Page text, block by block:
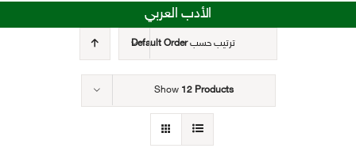
الأدب العربي
ترتيب حسبDefault Order
Show 12 Products